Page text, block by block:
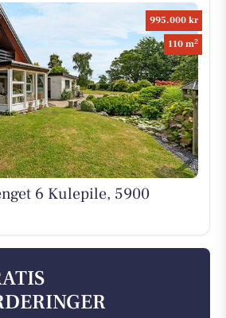
995.000 kr
110 m2
6 Kulepile, 5900